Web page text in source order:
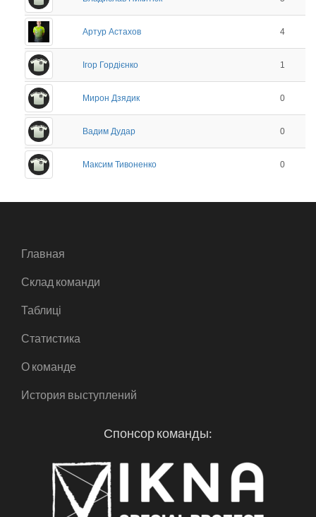
Артур Астахов 4
Ігор Гордієнко 1
Мирон Дзядик 0
Вадим Дудар 0
Максим Тивоненко 0
Главная
Склад команди
Таблиці
Статистика
О команде
История выступлений
Спонсор команды: